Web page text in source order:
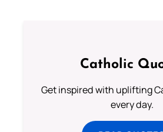
Catholic
Get inspired with uplifting
every day.